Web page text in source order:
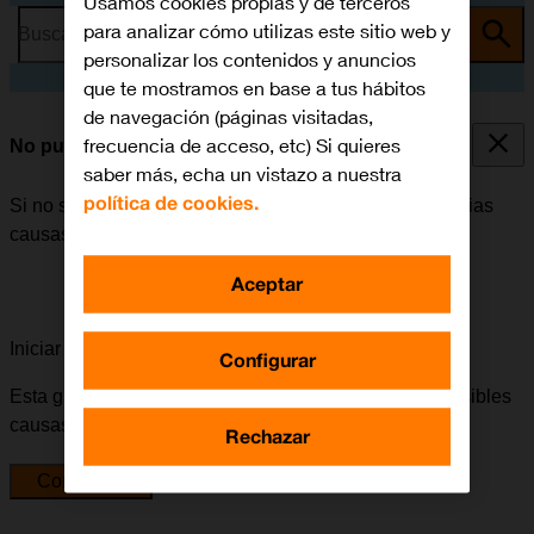
Busca por problema o tema
No puedo enviar ni recibir MMS
Si no se puede enviar ni recibir MMS, puede haber varias
causas posibles al problema.
Iniciar la guía para solucionar tu problema
Esta guía te va a conducir a través de una serie de posibles
causas y soluciones al problema.
Comenzar
para analizar cómo utilizas este sitio web y
personalizar los contenidos y anuncios
que te mostramos en base a tus hábitos
de navegación (páginas visitadas,
frecuencia de acceso, etc) Si quieres
saber más, echa un vistazo a nuestra
política de cookies.
Configurar
Rechazar
Aceptar